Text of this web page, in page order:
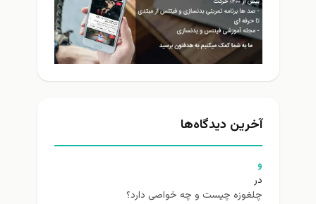
آخرین دیدگاه‌ها
و
در
چلغوزه چیست و چه خواصی دارد؟